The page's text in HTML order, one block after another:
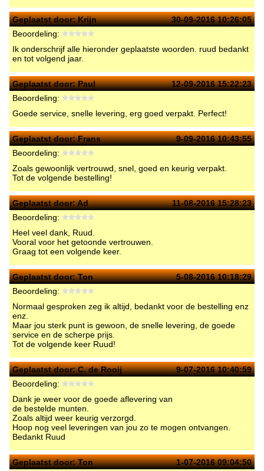
Geplaatst door:Krijn
30-09-2016 10:26:05
Beoordeling:
Ik onderschrijf alle hieronder geplaatste woorden. ruud bedankt
en tot volgend jaar.
Geplaatst door:Paul
12-09-2016 15:22:23
Beoordeling:
Goede service, snelle levering, erg goed verpakt. Perfect!
Geplaatst door:Frans
9-09-2016 10:43:55
Beoordeling:
Zoals gewoonlijk vertrouwd, snel, goed en keurig verpakt.
Tot de volgende bestelling!
Geplaatst door:Ad
11-08-2016 15:28:23
Beoordeling:
Heel veel dank, Ruud.
Vooral voor het getoonde vertrouwen.
Graag tot een volgende keer.
Geplaatst door:Ton
5-08-2016 10:18:29
Beoordeling:
Normaal gesproken zeg ik altijd, bedankt voor de bestelling enz
enz.
Maar jou sterk punt is gewoon, de snelle levering, de goede
service en de scherpe prijs.
Tot de volgende keer Ruud!
Geplaatst door:C. de Rooij
9-07-2016 10:40:59
Beoordeling:
Dank je weer voor de goede aflevering van
de bestelde munten.
Zoals altijd weer keurig verzorgd.
Hoop nog veel leveringen van jou zo te mogen ontvangen.
Bedankt Ruud
Geplaatst door:Ton
1-07-2016 09:04:50